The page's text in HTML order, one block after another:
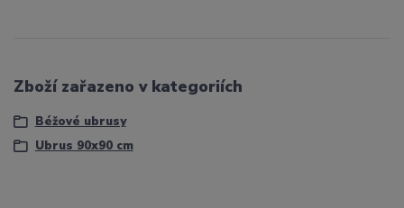
Zboží zařazeno v kategoriích
Béžové ubrusy
Ubrus 90x90 cm